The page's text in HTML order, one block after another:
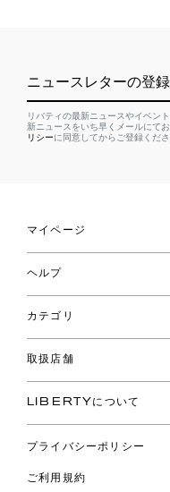
ニュースレターの登録
リバティの最新ニュースやイベン
新ニュースをいち早くメールにて
リシーに同意してからご登録くださ
マイページ
ロイヤリティプログラム
パスワード再設定
ショッピングバッグ
ヘルプ
お問い合わせ
よくあるご質問
ご利用ガイド
カテゴリ
コレクション
ファブリックス
バッグ
ウェア
ライフスタイル
取扱店舗
リバティ・ファブリックス
LIBERTYについて
プライバシーポリシー
ご利用規約